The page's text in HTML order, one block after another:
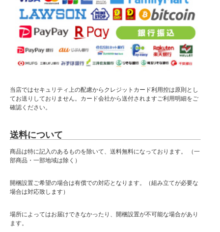
■材質
表面材：合成皮革・SPU/PVC
座面：Sバネ・ウレタンフォーム・ウェービングベルト
■サイズ
肘無:幅53×奥83×高69(SH15)cm
■カラー
・ブラック
Sバネ
輸入品
大型商品に関しお届け前に
事前連絡がある場合がございます。
最短の出荷をさせていただきます。
小型商品は夜間の配達が可能な場合がございます。
当店ではセキュリティ上の配慮からクレジットカード利用控は原則とし
てお送りしておりません。カード会社から送付されますご利用明細をご
確認ください。
送料について
商品は特に記入のあるものを除いて、送料無料になっております。 （一
部商品・一部地域は除く）
開梱設置ご希望の場合は有償での対応となります。（組み立てが必要な
場合は対応致します）
場所によってはお届けできなかったり、開梱設置が不可能な場合があり
ます。